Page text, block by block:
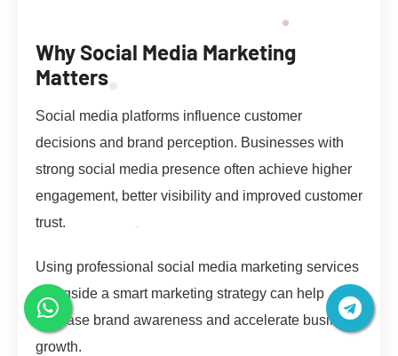
Why Social Media Marketing
Matters
Social media platforms influence customer
decisions and brand perception. Businesses with
strong social media presence often achieve higher
engagement, better visibility and improved customer
trust.
Using professional social media marketing services
alongside a smart marketing strategy can help
increase brand awareness and accelerate business
growth.